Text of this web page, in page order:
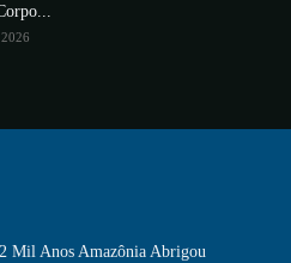
Mil Anos Amazônia Abrigou